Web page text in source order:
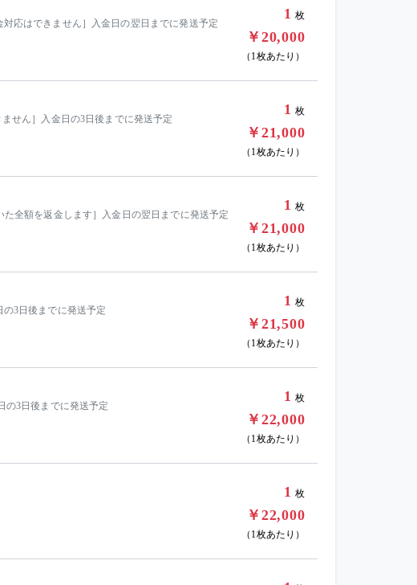
はできません］入金日の翌日までに発送予定
1 枚
￥20,000
（1枚あたり）
せん］入金日の3日後までに発送予定
1 枚
￥21,000
（1枚あたり）
全額を返金します］入金日の翌日までに発送予定
1 枚
￥21,000
（1枚あたり）
3日後までに発送予定
1 枚
￥21,500
（1枚あたり）
の3日後までに発送予定
1 枚
￥22,000
（1枚あたり）
1 枚
￥22,000
（1枚あたり）